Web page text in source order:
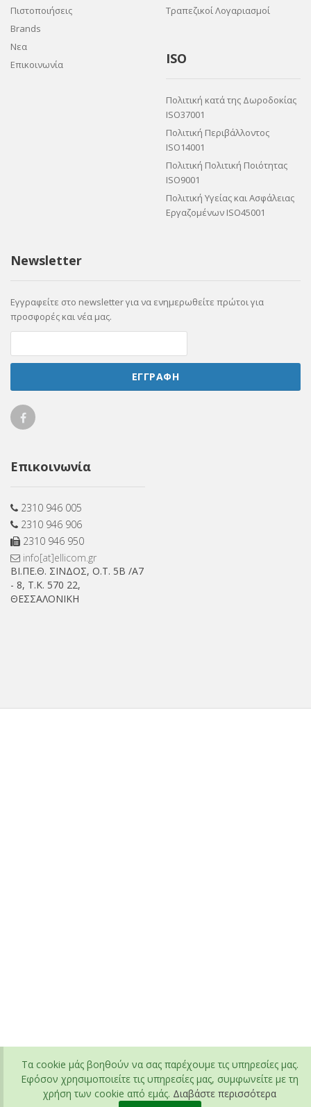
Πιστοποιήσεις
Brands
Νεα
Επικοινωνία
Τραπεζικοί Λογαριασμοί
ISO
Πολιτική κατά της Δωροδοκίας
ISO37001
Πολιτική Περιβάλλοντος
ISO14001
Πολιτική Πολιτική Ποιότητας
ISO9001
Πολιτική Υγείας και Ασφάλειας
Εργαζομένων ISO45001
Newsletter
Εγγραφείτε στο newsletter για να ενημερωθείτε πρώτοι για
προσφορές και νέα μας.
ΕΓΓΡΑΦΗ
Ellicom
Facebook
Επικοινωνία
2310 946 005
2310 946 906
2310 946 950
info[at]ellicom.gr
ΒΙ.ΠΕ.Θ. ΣΙΝΔΟΣ, Ο.Τ. 5Β /Α7
- 8, Τ.Κ. 570 22,
ΘΕΣΣΑΛΟΝΙΚΗ
Τα cookie μάς βοηθούν να σας παρέχουμε τις υπηρεσίες μας.
Εφόσον χρησιμοποιείτε τις υπηρεσίες μας, συμφωνείτε με τη
χρήση των cookie από εμάς. Διαβάστε περισσότερα